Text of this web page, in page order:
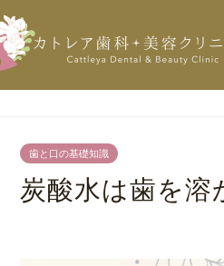
歯と口の基礎知識
炭酸水は歯を溶